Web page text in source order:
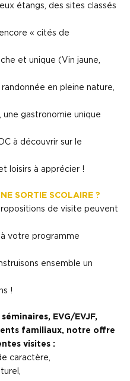
étangs, des sites classés
« cités de
et unique (Vin jaune,
en pleine nature,
gastronomie unique
à découvrir sur le
loisirs à apprécier !
SORTIE SCOLAIRE ?
de visite peuvent
votre programme
ensemble un
!
EVG/EVJF,
familiaux, notre offre
visites :
caractère,